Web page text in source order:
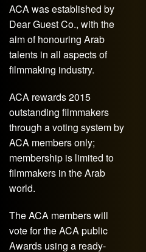
ACA was established by
Dear Guest Co., with the
aim of honouring Arab
talents in all aspects of
filmmaking industry.
ACA rewards 2015
outstanding filmmakers
through a voting system by
ACA members only;
membership is limited to
filmmakers in the Arab
world.
The ACA members will
vote for the ACA public
Awards using a ready-